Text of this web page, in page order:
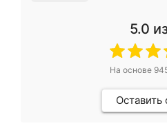
5.0
На основе
Оставить